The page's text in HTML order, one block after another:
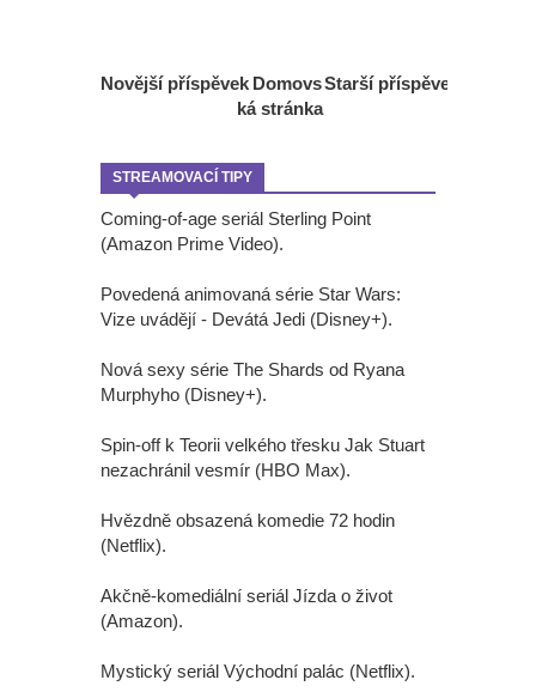
Novější příspěvek Starší příspěvek
Domovs
ká stránka
STREAMOVACÍ TIPY
Coming-of-age seriál Sterling Point
(Amazon Prime Video).
Povedená animovaná série Star Wars:
Vize uvádějí - Devátá Jedi (Disney+).
Nová sexy série The Shards od Ryana
Murphyho (Disney+).
Spin-off k Teorii velkého třesku Jak Stuart
nezachránil vesmír (HBO Max).
Hvězdně obsazená komedie 72 hodin
(Netflix).
Akčně-komediální seriál Jízda o život
(Amazon).
Mystický seriál Východní palác (Netflix).